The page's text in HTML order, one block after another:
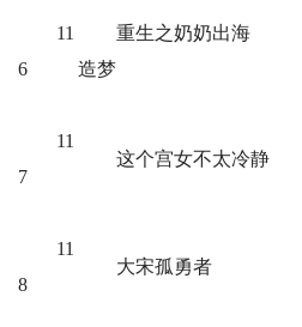
11
6
重生之奶奶出海
造梦
11
7
这个宫女不太冷静
11
8
大宋孤勇者